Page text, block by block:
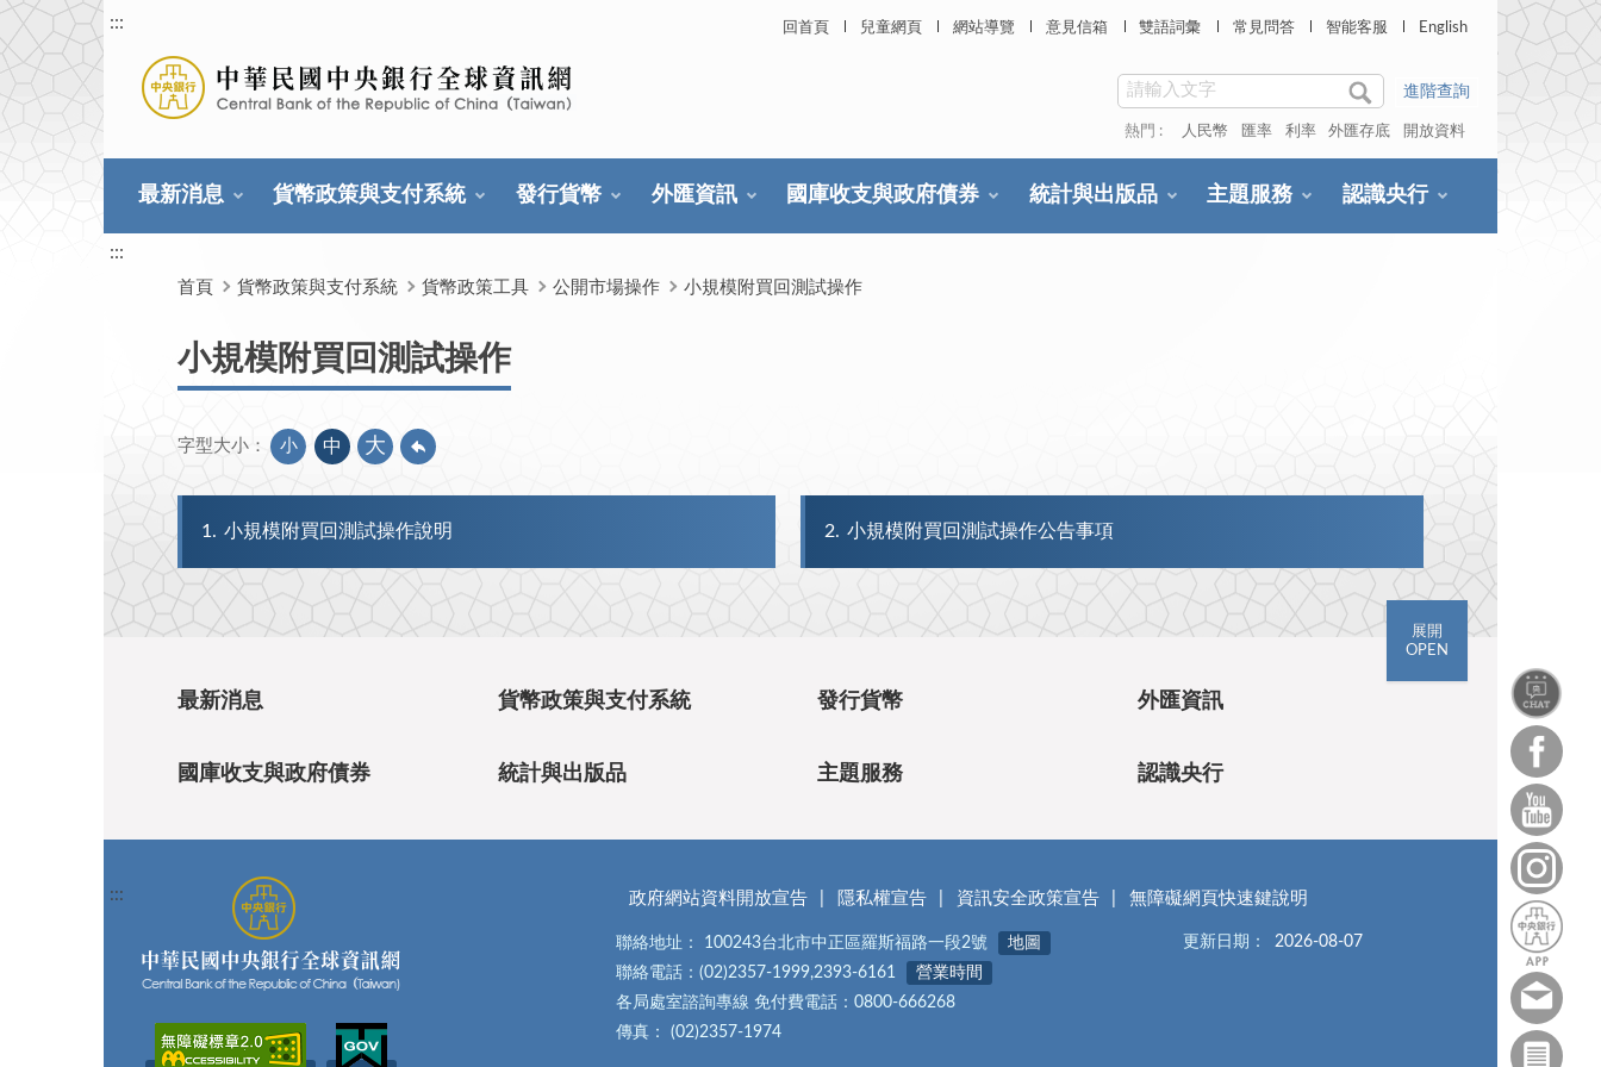
回首頁 兒童網頁 網站導覽 意見信箱 雙語詞彙 常見問答 智能客服 English
:::
進階查詢
熱門 : 人民幣 匯率 利率 外匯存底 開放資料
最新消息 貨幣政策與支付系統 發行貨幣 外匯資訊 國庫收支與政府債券 統計與出版品 主題服務 認識央行
:::
首頁 貨幣政策與支付系統 貨幣政策工具 公開市場操作 小規模附買回測試操作
小規模附買回測試操作
字型大小： 小 中 大
1 小規模附買回測試操作說明 2 小規模附買回測試操作公告事項
展開
OPEN
最新消息 貨幣政策與支付系統 發行貨幣 外匯資訊
國庫收支與政府債券 統計與出版品 主題服務 認識央行
::: 政府網站資料開放宣告 隱私權宣告 資訊安全政策宣告 無障礙網頁快速鍵說明
聯絡地址： 100243台北市中正區羅斯福路一段2號
地圖
聯絡電話：(02)2357-1999,2393-6161
營業時間
各局處室諮詢專線 免付費電話：0800-666268
傳真： (02)2357-1974
更新日期： 2026-08-07